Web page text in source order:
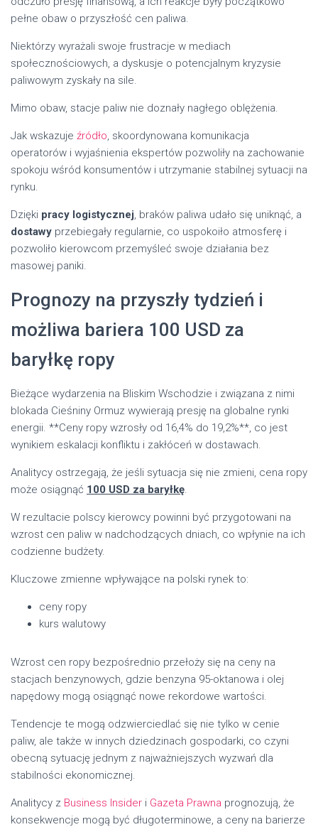
pełne obaw o przyszłość cen paliwa.
Niektórzy wyrażali swoje frustracje w mediach
społecznościowych, a dyskusje o potencjalnym kryzysie
paliwowym zyskały na sile.
Mimo obaw, stacje paliw nie doznały nagłego oblężenia.
Jak wskazuje źródło, skoordynowana komunikacja
operatorów i wyjaśnienia ekspertów pozwoliły na zachowanie
spokoju wśród konsumentów i utrzymanie stabilnej sytuacji na
rynku.
Dzięki pracy logistycznej, braków paliwa udało się uniknąć, a
dostawy przebiegały regularnie, co uspokoiło atmosferę i
pozwoliło kierowcom przemyśleć swoje działania bez
masowej paniki.
Prognozy na przyszły tydzień i
możliwa bariera 100 USD za
baryłkę ropy
Bieżące wydarzenia na Bliskim Wschodzie i związana z nimi
blokada Cieśniny Ormuz wywierają presję na globalne rynki
energii. **Ceny ropy wzrosły od 16,4% do 19,2%**, co jest
wynikiem eskalacji konfliktu i zakłóceń w dostawach.
Analitycy ostrzegają, że jeśli sytuacja się nie zmieni, cena ropy
może osiągnąć 100 USD za baryłkę.
W rezultacie polscy kierowcy powinni być przygotowani na
wzrost cen paliw w nadchodzących dniach, co wpłynie na ich
codzienne budżety.
Kluczowe zmienne wpływające na polski rynek to:
ceny ropy
kurs walutowy
Wzrost cen ropy bezpośrednio przełoży się na ceny na
stacjach benzynowych, gdzie benzyna 95-oktanowa i olej
napędowy mogą osiągnąć nowe rekordowe wartości.
Tendencje te mogą odzwierciedlać się nie tylko w cenie
paliw, ale także w innych dziedzinach gospodarki, co czyni
obecną sytuację jednym z najważniejszych wyzwań dla
stabilności ekonomicznej.
Analitycy z Business Insider i Gazeta Prawna prognozują, że
konsekwencje mogą być długoterminowe, a ceny na barierze